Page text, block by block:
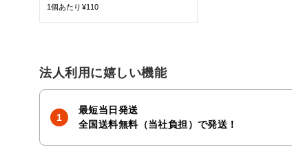
1個あたり¥110
法人利用に嬉しい機能
最短当日発送
全国送料無料（当社負担）で発送！